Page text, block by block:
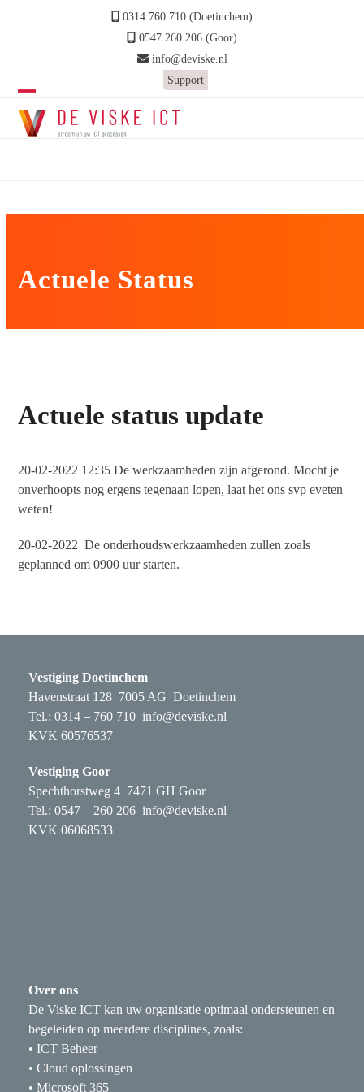
0314 760 710 (Doetinchem)
0547 260 206 (Goor)
info@deviske.nl
Support
Open
mobile
Close
mobile
Actuele Status
Actuele status update
20-02-2022 12:35 De werkzaamheden zijn afgerond. Mocht je
onverhoopts nog ergens tegenaan lopen, laat het ons svp eveten
weten!
20-02-2022 De onderhoudswerkzaamheden zullen zoals
geplanned om 0900 uur starten.
Vestiging Doetinchem
Havenstraat 128 7005 AG Doetinchem
Tel.: 0314 – 760 710 info@deviske.nl
KVK 60576537
Vestiging Goor
Spechthorstweg 4 7471 GH Goor
Tel.: 0547 – 260 206 info@deviske.nl
KVK 06068533
Over ons
De Viske ICT kan uw organisatie optimaal ondersteunen en
begeleiden op meerdere disciplines, zoals:
• ICT Beheer
• Cloud oplossingen
• Microsoft 365